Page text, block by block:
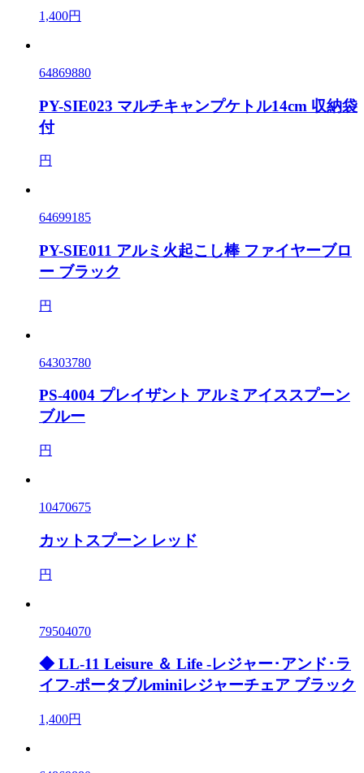
1,400円
64869880
PY-SIE023 マルチキャンプケトル14cm 収納袋
付
円
64699185
PY-SIE011 アルミ火起こし棒 ファイヤーブロ
ー ブラック
円
64303780
PS-4004 プレイザント アルミアイススプーン
ブルー
円
10470675
カットスプーン レッド
円
79504070
◆ LL-11 Leisure ＆ Life -レジャー･アンド･ラ
イフ-ポータブルminiレジャーチェア ブラック
1,400円